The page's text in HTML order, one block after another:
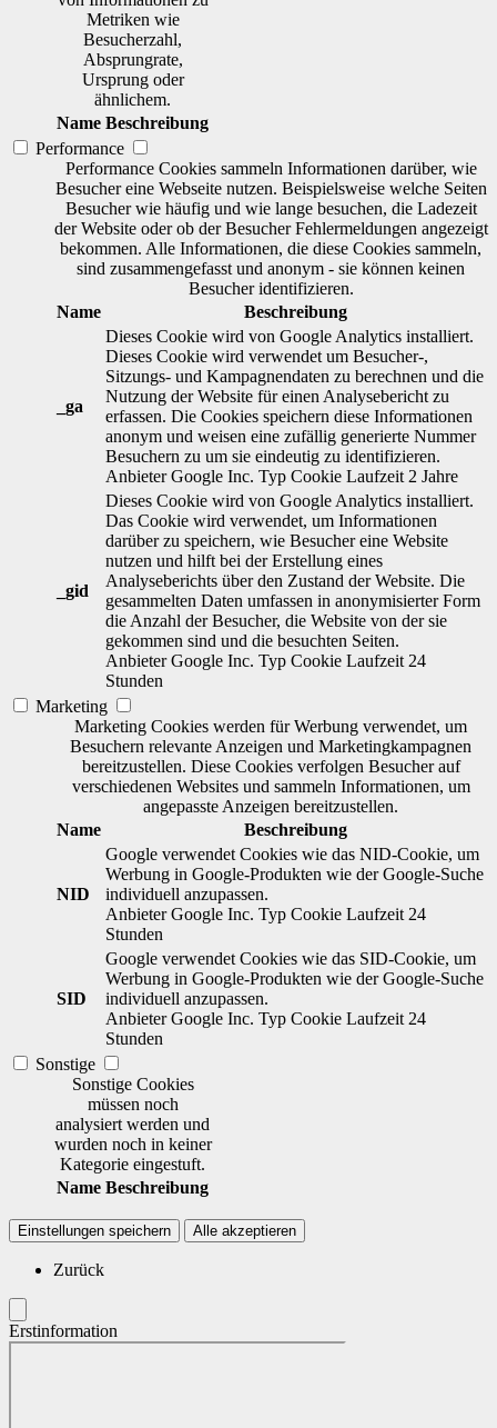
Metriken wie
Besucherzahl,
Absprungrate,
Ursprung oder
ähnlichem.
Name Beschreibung
Performance
Performance Cookies sammeln Informationen darüber, wie
Besucher eine Webseite nutzen. Beispielsweise welche Seiten
Besucher wie häufig und wie lange besuchen, die Ladezeit
der Website oder ob der Besucher Fehlermeldungen angezeigt
bekommen. Alle Informationen, die diese Cookies sammeln,
sind zusammengefasst und anonym - sie können keinen
Besucher identifizieren.
Name
Beschreibung
_ga
Dieses Cookie wird von Google Analytics installiert.
Dieses Cookie wird verwendet um Besucher-,
Sitzungs- und Kampagnendaten zu berechnen und die
Nutzung der Website für einen Analysebericht zu
erfassen. Die Cookies speichern diese Informationen
anonym und weisen eine zufällig generierte Nummer
Besuchern zu um sie eindeutig zu identifizieren.
Anbieter Google Inc. Typ Cookie Laufzeit 2 Jahre
_gid
Dieses Cookie wird von Google Analytics installiert.
Das Cookie wird verwendet, um Informationen
darüber zu speichern, wie Besucher eine Website
nutzen und hilft bei der Erstellung eines
Analyseberichts über den Zustand der Website. Die
gesammelten Daten umfassen in anonymisierter Form
die Anzahl der Besucher, die Website von der sie
gekommen sind und die besuchten Seiten.
Anbieter Google Inc. Typ Cookie Laufzeit 24
Stunden
Marketing
Marketing Cookies werden für Werbung verwendet, um
Besuchern relevante Anzeigen und Marketingkampagnen
bereitzustellen. Diese Cookies verfolgen Besucher auf
verschiedenen Websites und sammeln Informationen, um
angepasste Anzeigen bereitzustellen.
Name
Beschreibung
NID
Google verwendet Cookies wie das NID-Cookie, um
Werbung in Google-Produkten wie der Google-Suche
individuell anzupassen.
Anbieter Google Inc. Typ Cookie Laufzeit 24
Stunden
SID
Google verwendet Cookies wie das SID-Cookie, um
Werbung in Google-Produkten wie der Google-Suche
individuell anzupassen.
Anbieter Google Inc. Typ Cookie Laufzeit 24
Stunden
Sonstige
Sonstige Cookies
müssen noch
analysiert werden und
wurden noch in keiner
Kategorie eingestuft.
Name Beschreibung
Einstellungen speichern Alle akzeptieren
Zurück
Erstinformation